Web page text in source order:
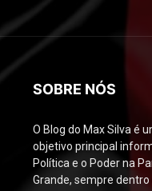
SOBRE NÓS
O Blog do Max Silva é
objetivo principal
Política e o Poder na
Grande, sempre